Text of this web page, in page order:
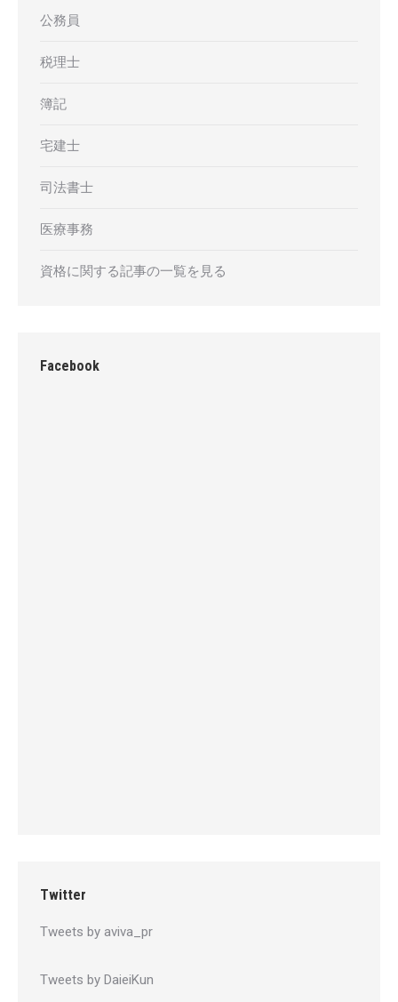
公務員
税理士
簿記
宅建士
司法書士
医療事務
資格に関する記事の一覧を見る
Facebook
Twitter
Tweets by aviva_pr
Tweets by DaieiKun